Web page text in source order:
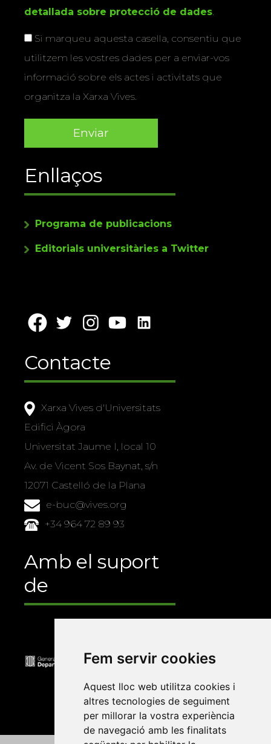
Fem servir cookies
Aquest lloc web utilitza cookies i
altres tecnologies de seguiment
per millorar la vostra experiència
de navegació amb les finalitats
detallada sobre protecció de dades.
Si marqueu aquesta casella, consentiu que
utilitzem les vostres dades per a enviar-vos
informació sobre els actes i activitats que
organitza la Xarxa Vives.
Enllaços
Programa de publicacions
Editorials universitàries a Twitter
Contacte
Xarxa Vives d'Universitats
Edifici Àgora
Universitat Jaume I, local 10
Av. de Vicent Sos Baynat, s/n
12071 Castelló de la Plana
e-buc@vives.org
+34 964 72 89 93
Amb el suport
de